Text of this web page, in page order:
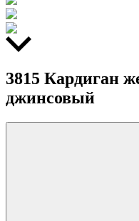
3815 Кардиган
джинсовый